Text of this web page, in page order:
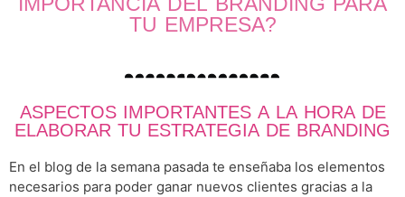
TU EMPRESA?
ASPECTOS IMPORTANTES A LA HORA DE
ELABORAR TU ESTRATEGIA DE BRANDING
En el blog de la semana pasada te enseñaba los elementos
necesarios para poder ganar nuevos clientes gracias a la